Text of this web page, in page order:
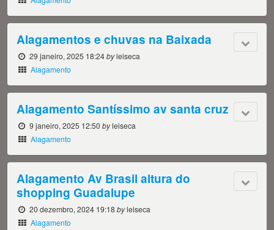
Alagamentos e chuvas na Baixada
29 janeiro, 2025 18:24byleiseca
Alagamento
Alagamento Santíssimo av santa cruz
9 janeiro, 2025 12:50byleiseca
Alagamento
Alagamento Av Brasil altura do
shopping Guadalupe
20 dezembro, 2024 19:18byleiseca
Alagamento